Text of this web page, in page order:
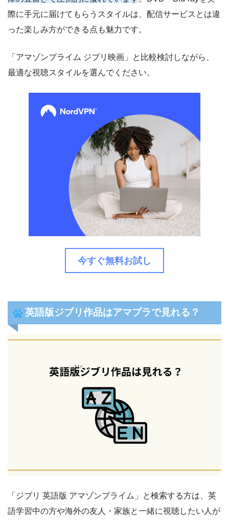
際に手元に届けてもらうスタイルは、配信サービスとは違
った楽しみ方ができる点も魅力です。
「アマゾンプライム ジブリ映画」と比較検討しながら、
最適な視聴スタイルを選んでください。
今すぐ無料お試し
英語版ジブリ作品はアマプラで見れる？
「ジブリ 英語版 アマゾンプライム」と検索する方は、英
語学習中の方や海外の友人・家族と一緒に視聴したい人が